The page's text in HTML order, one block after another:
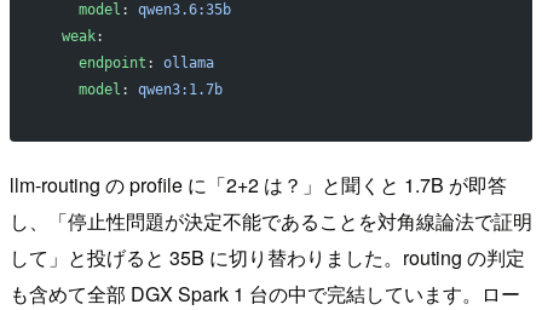
    model
: qwen3.6:35b
  weak
:
    endpoint
: ollama
    model
: qwen3:1.7b
llm-routing の profile に「2+2 は？」と聞くと 1.7B が即答
し、「停止性問題が決定不能であることを対角線論法で証明
して」と投げると 35B に切り替わりました。routing の判定
も含めて全部 DGX Spark 1 台の中で完結しています。ロー